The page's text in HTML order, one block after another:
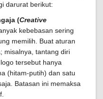
darurat berikut:
(Creative
kebebasan sering
memilih. Buat aturan
misalnya, tantang diri
tersebut hanya
(hitam-putih) dan satu
Batasan ini memaksa